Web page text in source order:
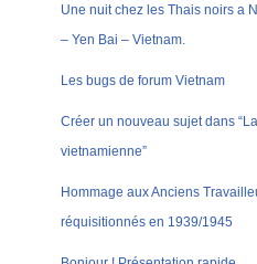
Une nuit chez les Thais noirs a
– Yen Bai – Vietnam.
Les bugs de forum Vietnam
Créer un nouveau sujet dans
vietnamienne”
Hommage aux Anciens
réquisitionnés en 1939/1945